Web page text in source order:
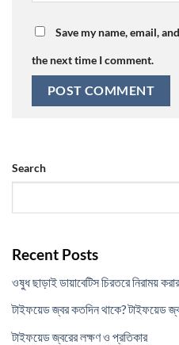
Save my name, email,
the next time I comment.
Search
Recent Posts
ওষুধ ছাড়াই ডায়াবেটিস চিরতরে নিরাময়
টাইফয়েড জ্বর কতদিন থাকে? টাইফয়েড
টাইফয়েড জ্বরের লক্ষণ ও প্রতিকার